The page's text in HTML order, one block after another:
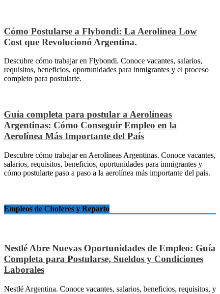
Cómo Postularse a Flybondi: La Aerolínea Low
Cost que Revolucionó Argentina.
Descubre cómo trabajar en Flybondi. Conoce vacantes, salarios,
requisitos, beneficios, oportunidades para inmigrantes y el proceso
completo para postularte.
Guía completa para postular a Aerolíneas
Argentinas: Cómo Conseguir Empleo en la
Aerolínea Más Importante del País
Descubre cómo trabajar en Aerolíneas Argentinas. Conoce vacantes,
salarios, requisitos, beneficios, oportunidades para inmigrantes y
cómo postularte paso a paso a la aerolínea más importante del país.
Empleos de Choferes y Reparto
Nestlé Abre Nuevas Oportunidades de Empleo: Guía
Completa para Postularse, Sueldos y Condiciones
Laborales
Nestlé Argentina. Conoce vacantes, salarios, beneficios, requisitos, y